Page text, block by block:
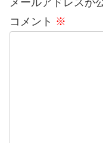
メールアドレスが
コメント ※